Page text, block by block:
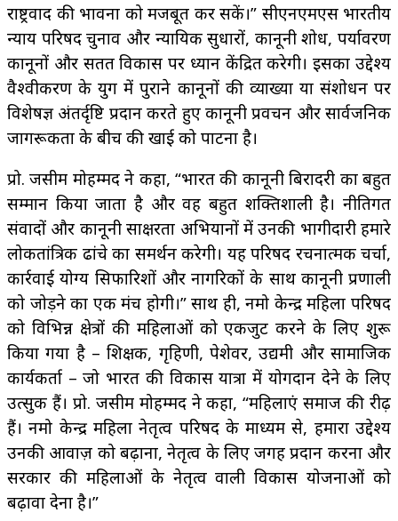
राष्ट्रवाद की भावना को मजबूत कर सकें।” सीएनएमएस भारतीय
न्याय परिषद चुनाव और न्यायिक सुधारों, कानूनी शोध, पर्यावरण
कानूनों और सतत विकास पर ध्यान केंद्रित करेगी। इसका उद्देश्य
वैश्वीकरण के युग में पुराने कानूनों की व्याख्या या संशोधन पर
विशेषज्ञ अंतर्दृष्टि प्रदान करते हुए कानूनी प्रवचन और सार्वजनिक
जागरूकता के बीच की खाई को पाटना है।
प्रो. जसीम मोहम्मद ने कहा, “भारत की कानूनी बिरादरी का बहुत
सम्मान किया जाता है और वह बहुत शक्तिशाली है। नीतिगत
संवादों और कानूनी साक्षरता अभियानों में उनकी भागीदारी हमारे
लोकतांत्रिक ढांचे का समर्थन करेगी। यह परिषद रचनात्मक चर्चा,
कार्रवाई योग्य सिफारिशों और नागरिकों के साथ कानूनी प्रणाली
को जोड़ने का एक मंच होगी।” साथ ही, नमो केन्द्र महिला परिषद
को विभिन्न क्षेत्रों की महिलाओं को एकजुट करने के लिए शुरू
किया गया है – शिक्षक, गृहिणी, पेशेवर, उद्यमी और सामाजिक
कार्यकर्ता – जो भारत की विकास यात्रा में योगदान देने के लिए
उत्सुक हैं। प्रो. जसीम मोहम्मद ने कहा, “महिलाएं समाज की रीढ़
हैं। नमो केन्द्र महिला नेतृत्व परिषद के माध्यम से, हमारा उद्देश्य
उनकी आवाज़ को बढ़ाना, नेतृत्व के लिए जगह प्रदान करना और
सरकार की महिलाओं के नेतृत्व वाली विकास योजनाओं को
बढ़ावा देना है।”